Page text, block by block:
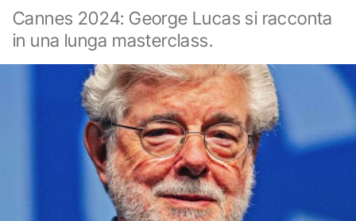
Cannes 2024: George Lucas si racconta
in una lunga masterclass.